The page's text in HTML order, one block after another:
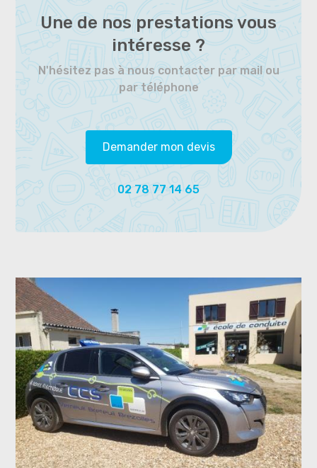
Une de nos prestations vous
intéresse ?
N'hésitez pas à nous contacter par mail ou
par téléphone
Demander mon devis
02 78 77 14 65